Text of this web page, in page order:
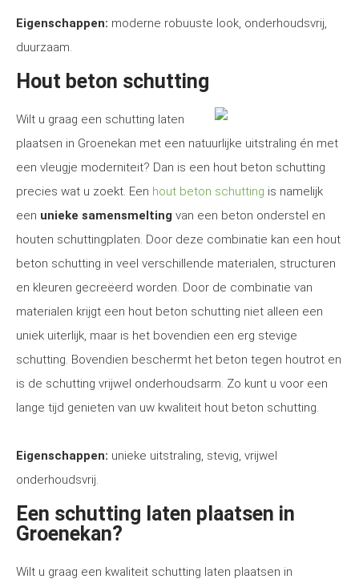
Eigenschappen: moderne robuuste look, onderhoudsvrij,
duurzaam.
Hout beton schutting
Wilt u graag een schutting laten
plaatsen in Groenekan met een natuurlijke uitstraling én met
een vleugje moderniteit? Dan is een hout beton schutting
precies wat u zoekt. Een hout beton schutting is namelijk
een unieke samensmelting van een beton onderstel en
houten schuttingplaten. Door deze combinatie kan een hout
beton schutting in veel verschillende materialen, structuren
en kleuren gecreëerd worden. Door de combinatie van
materialen krijgt een hout beton schutting niet alleen een
uniek uiterlijk, maar is het bovendien een erg stevige
schutting. Bovendien beschermt het beton tegen houtrot en
is de schutting vrijwel onderhoudsarm. Zo kunt u voor een
lange tijd genieten van uw kwaliteit hout beton schutting.
Eigenschappen: unieke uitstraling, stevig, vrijwel
onderhoudsvrij.
Een schutting laten plaatsen in
Groenekan?
Wilt u graag een kwaliteit schutting laten plaatsen in